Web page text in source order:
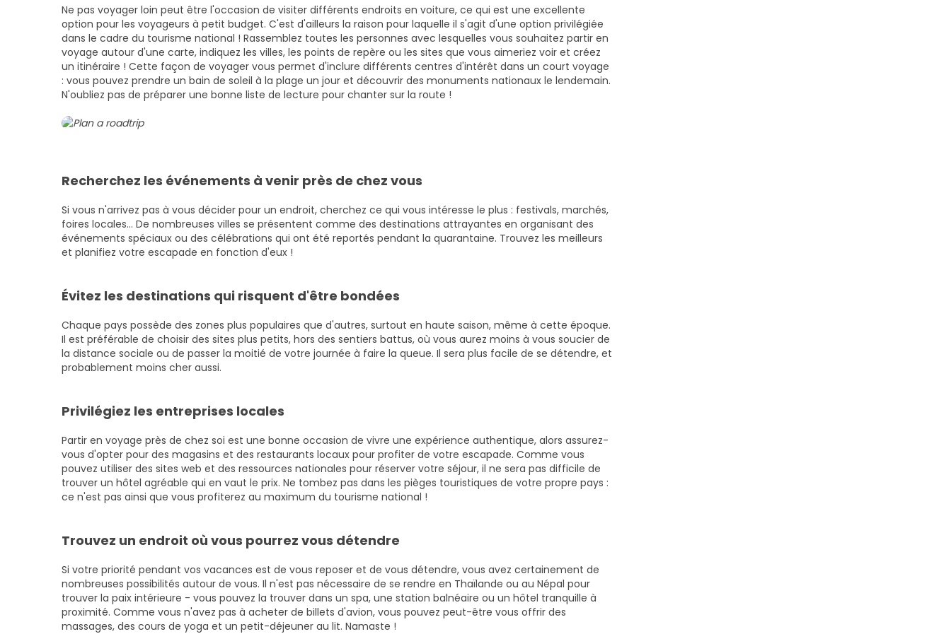
Ne pas voyager loin peut être l'occasion de visiter différents endroits en voiture, ce qui est une excellente
option pour les voyageurs à petit budget. C'est d'ailleurs la raison pour laquelle il s'agit d'une option privilégiée
dans le cadre du tourisme national ! Rassemblez toutes les personnes avec lesquelles vous souhaitez partir en
voyage autour d'une carte, indiquez les villes, les points de repère ou les sites que vous aimeriez voir et créez
un itinéraire ! Cette façon de voyager vous permet d'inclure différents centres d'intérêt dans un court voyage
: vous pouvez prendre un bain de soleil à la plage un jour et découvrir des monuments nationaux le lendemain.
N'oubliez pas de préparer une bonne liste de lecture pour chanter sur la route !
Recherchez les événements à venir près de chez vous
Si vous n'arrivez pas à vous décider pour un endroit, cherchez ce qui vous intéresse le plus : festivals, marchés,
foires locales... De nombreuses villes se présentent comme des destinations attrayantes en organisant des
événements spéciaux ou des célébrations qui ont été reportés pendant la quarantaine. Trouvez les meilleurs
et planifiez votre escapade en fonction d'eux !
Évitez les destinations qui risquent d'être bondées
Chaque pays possède des zones plus populaires que d'autres, surtout en haute saison, même à cette époque.
Il est préférable de choisir des sites plus petits, hors des sentiers battus, où vous aurez moins à vous soucier de
la distance sociale ou de passer la moitié de votre journée à faire la queue. Il sera plus facile de se détendre, et
probablement moins cher aussi.
Privilégiez les entreprises locales
Partir en voyage près de chez soi est une bonne occasion de vivre une expérience authentique, alors assurez-
vous d'opter pour des magasins et des restaurants locaux pour profiter de votre escapade. Comme vous
pouvez utiliser des sites web et des ressources nationales pour réserver votre séjour, il ne sera pas difficile de
trouver un hôtel agréable qui en vaut le prix. Ne tombez pas dans les pièges touristiques de votre propre pays :
ce n'est pas ainsi que vous profiterez au maximum du tourisme national !
Trouvez un endroit où vous pourrez vous détendre
Si votre priorité pendant vos vacances est de vous reposer et de vous détendre, vous avez certainement de
nombreuses possibilités autour de vous. Il n'est pas nécessaire de se rendre en Thaïlande ou au Népal pour
trouver la paix intérieure - vous pouvez la trouver dans un spa, une station balnéaire ou un hôtel tranquille à
proximité. Comme vous n'avez pas à acheter de billets d'avion, vous pouvez peut-être vous offrir des
massages, des cours de yoga et un petit-déjeuner au lit. Namaste !